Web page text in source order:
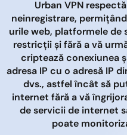
Urban VPN
neinregistrare,
urile web, platformele de
restricții și fără a vă
criptează conexiunea
adresa IP cu o adresă IP
dvs., astfel încât să
internet fără a vă
de servicii de internet
poate